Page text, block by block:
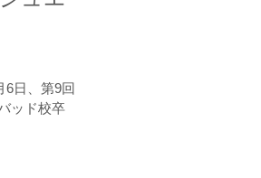
6日、第9回
ッド校卒